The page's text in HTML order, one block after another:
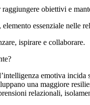
obiettivi e
essenziale nelle
ispirare e collaborare.
emotiva incida
una maggiore
relazionali,